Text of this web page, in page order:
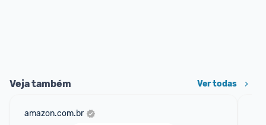
Veja também Ver todas
amazon.com.br